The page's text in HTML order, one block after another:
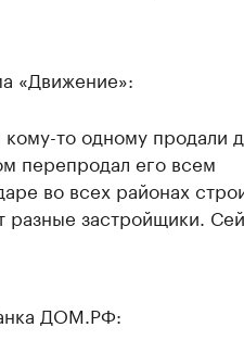
«Движение»:
то одному продали
перепродал его всем
во всех районах
застройщики.
ДОМ.РФ: